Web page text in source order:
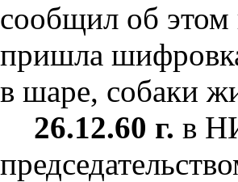
сообщил об
пришла
в шаре, собаки
26.12.60 г. в